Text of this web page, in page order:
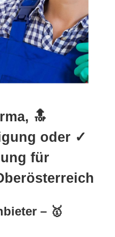
🔝
oder ✓
für
– 🥇